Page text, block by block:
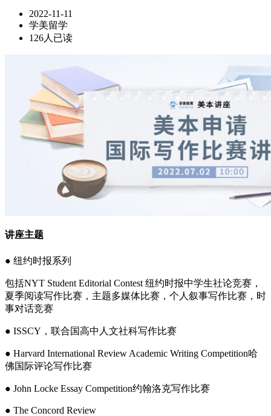
2022-11-11
学美留学
126人已读
讲座主题
● 纽约时报系列
包括NYT Student Editorial Contest 纽约时报中学生社论竞赛，
夏季阅读写作比赛，主题多媒体比赛，个人叙事写作比赛，时
事对话竞赛
● ISSCY，联合国高中人文社科写作比赛
● Harvard International Review Academic Writing Competition哈
佛国际评论写作比赛
● John Locke Essay Competition约翰洛克写作比赛
● The Concord Review